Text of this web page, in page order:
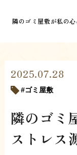
隣のゴミ屋敷が私の
2025.07.28
ゴミ屋敷
隣のゴミ
ストレス